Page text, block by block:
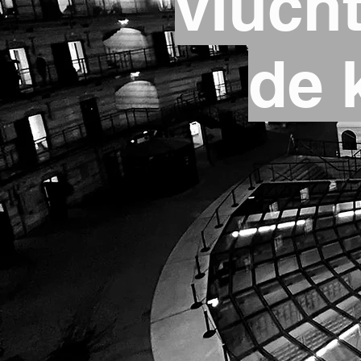
de